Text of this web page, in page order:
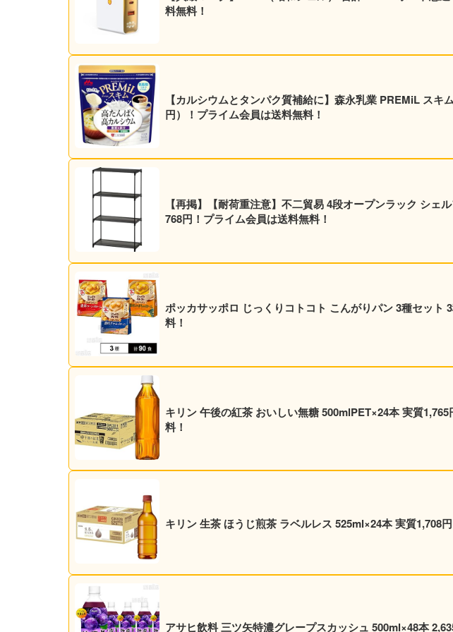
料無料！
【カルシウムとタンパク質補給に】森永乳業 PREMiL スキ
円）！プライム会員は送料無料！
【再掲】【耐荷重注意】不二貿易 4段オープンラック シェ
768円！プライム会員は送料無料！
ポッカサッポロ じっくりコトコト こんがりパン 3種セット
料！
キリン 午後の紅茶 おいしい無糖 500mlPET×24本 実質
料！
キリン 生茶 ほうじ煎茶 ラベルレス 525ml×24本 実質1,708
アサヒ飲料 三ツ矢特濃グレープスカッシュ 500ml×48本